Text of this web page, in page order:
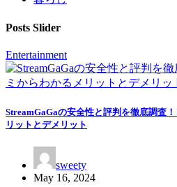
Posts Slider
Entertainment
StreamGaGaの安全性と評判を徹底調査
リットとデメリット
sweety
May 16, 2024